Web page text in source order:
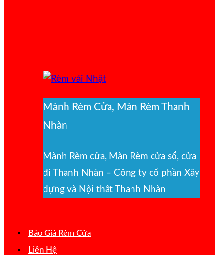
Mành Rèm Cửa, Màn Rèm Thanh
Nhàn
Mành Rèm cửa, Màn Rèm cửa sổ, cửa
đi Thanh Nhàn – Công ty cổ phần Xây
dựng và Nội thất Thanh Nhàn
Báo Giá Rèm Cửa
Liên Hệ